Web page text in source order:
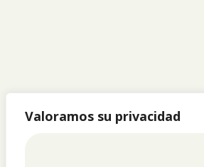
Valoramos su privacidad